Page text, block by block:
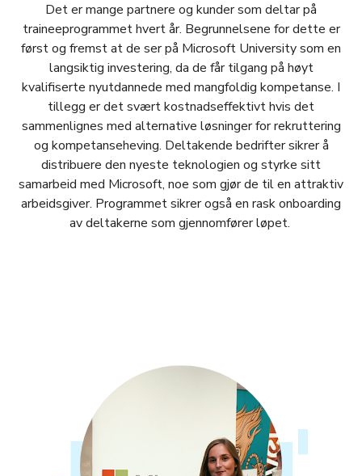
Det er mange partnere og kunder som deltar på
traineeprogrammet hvert år. Begrunnelsene for dette er
først og fremst at de ser på Microsoft University som en
langsiktig investering, da de får tilgang på høyt
kvalifiserte nyutdannede med mangfoldig kompetanse. I
tillegg er det svært kostnadseffektivt hvis det
sammenlignes med alternative løsninger for rekruttering
og kompetanseheving. Deltakende bedrifter sikrer å
distribuere den nyeste teknologien og styrke sitt
samarbeid med Microsoft, noe som gjør de til en attraktiv
arbeidsgiver. Programmet sikrer også en rask onboarding
av deltakerne som gjennomfører løpet.